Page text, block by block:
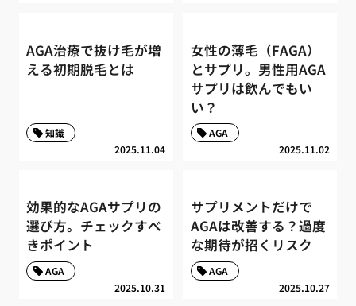
AGA治療で抜け毛が増
える初期脱毛とは
2025.11.04
知識
女性の薄毛（FAGA）
とサプリ。男性用AGA
サプリは飲んでもい
い？
2025.11.02
AGA
効果的なAGAサプリの
選び方。チェックすべ
きポイント
2025.10.31
AGA
サプリメントだけで
AGAは改善する？過度
な期待が招くリスク
2025.10.27
AGA